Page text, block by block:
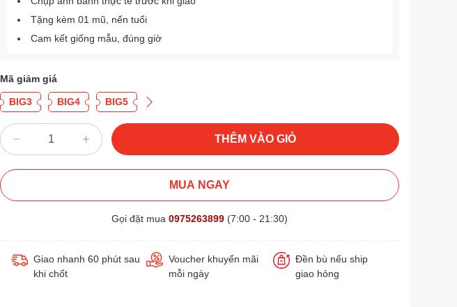
Tặng kèm 01 mũ, nến tuổi
Cam kết giống mẫu, đúng giờ
Mã giảm giá
BIG3 BIG4 BIG5
THÊM VÀO GIỎ
MUA NGAY
Gọi đặt mua 0975263899 (7:00 - 21:30)
Giao nhanh 60 phút sau
khi chốt
Voucher khuyến mãi
mỗi ngày
Đền bù nếu ship
giao hỏng